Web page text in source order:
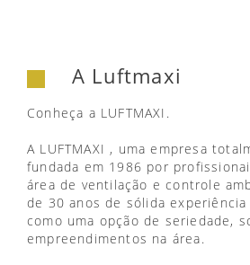
A Luftmaxi
Conheça a LUFTMAXI.
A LUFTMAXI , uma empresa
fundada em 1986 por
área de ventilação e controle
de 30 anos de sólida experiência
como uma opção de seriedade,
empreendimentos na área.